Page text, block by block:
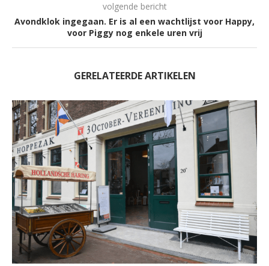
volgende bericht
Avondklok ingegaan. Er is al een wachtlijst voor Happy,
voor Piggy nog enkele uren vrij
GERELATEERDE ARTIKELEN